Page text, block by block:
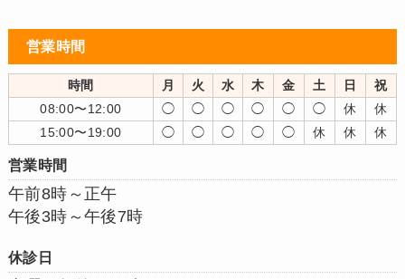
営業時間
時間 月 火 水 木 金 土 日
祝
08:00〜12:00
◯ ◯ ◯ ◯ ◯ ◯ 休
休
15:00〜19:00
◯ ◯ ◯ ◯ ◯ 休 休 休
営業時間
午前8時～正午
午後3時～午後7時
休診日